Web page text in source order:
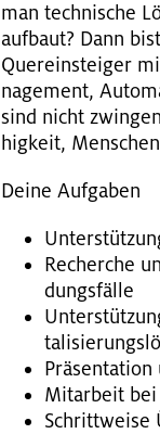
man tech­ni­sche
auf­baut? Dann
Quer­ein­stei­ger
nage­ment,
sind nicht
hig­keit,
Deine Auf­ga­ben
Re­cher­che
dungs­fäl­le
Prä­sen­ta­ti­on
Mit­ar­beit bei
Schritt­wei­se